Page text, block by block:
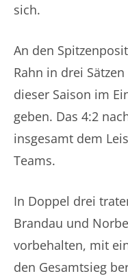
sich.
An den
Rahn in drei
dieser Saison im
geben. Das 4:2
insgesamt dem
Teams.
In Doppel drei
Brandau und
vorbehalten, mit
den Gesamtsieg